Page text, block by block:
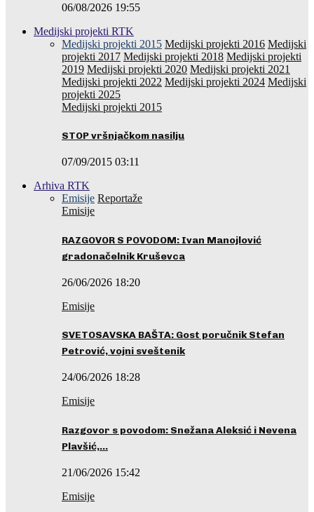
06/08/2026 19:55
Medijski projekti RTK
Medijski projekti 2015 Medijski projekti 2016 Medijski
projekti 2017 Medijski projekti 2018 Medijski projekti
2019 Medijski projekti 2020 Medijski projekti 2021
Medijski projekti 2022 Medijski projekti 2024 Medijski
projekti 2025
Medijski projekti 2015
STOP vršnjačkom nasilju
07/09/2015 03:11
Arhiva RTK
Emisije Reportaže
Emisije
RAZGOVOR S POVODOM: Ivan Manojlović
gradonačelnik Kruševca
26/06/2026 18:20
Emisije
SVETOSAVSKA BAŠTA: Gost poručnik Stefan
Petrović, vojni sveštenik
24/06/2026 18:28
Emisije
Razgovor s povodom: Snežana Aleksić i Nevena
Plavšić,…
21/06/2026 15:42
Emisije